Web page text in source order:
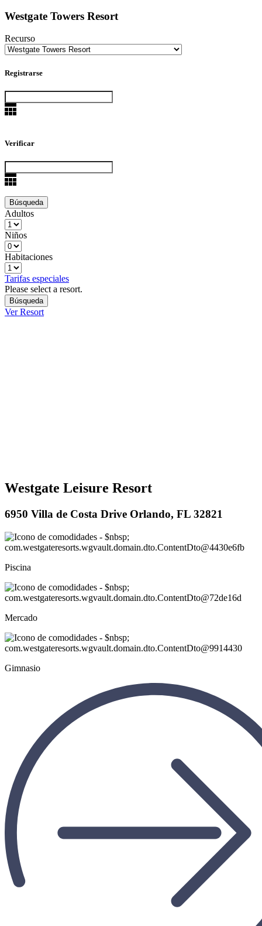
Westgate Towers Resort
Recurso
Registrarse
Verificar
Adultos
Niños
Habitaciones
Tarifas especiales
Please select a resort.
Ver Resort
Westgate Leisure Resort
6950 Villa de Costa Drive Orlando, FL 32821
Piscina
Mercado
Gimnasio